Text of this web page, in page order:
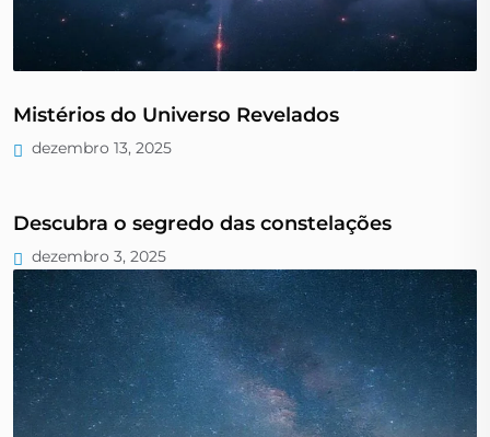
Mistérios do Universo Revelados
dezembro 13, 2025
Descubra o segredo das constelações
dezembro 3, 2025